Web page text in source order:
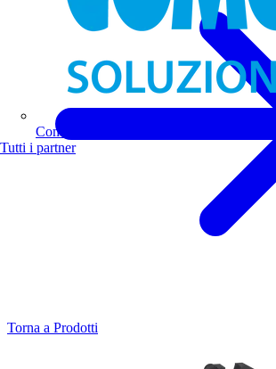
Comoli Ferrari
Tutti i partner
Torna a Prodotti